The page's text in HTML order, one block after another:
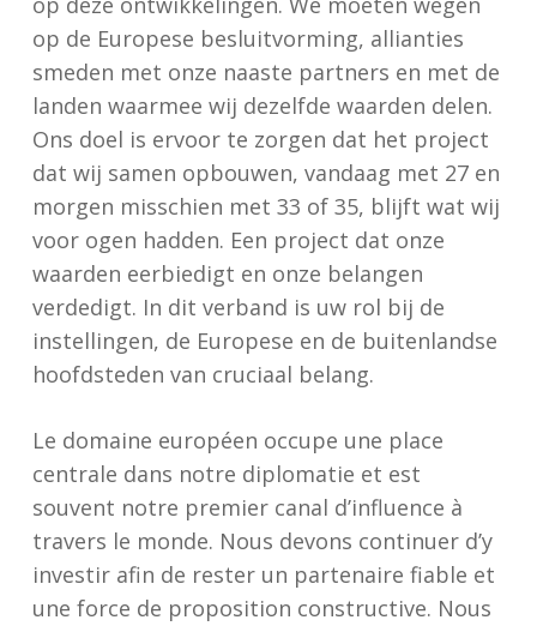
op de Europese besluitvorming, allianties
smeden met onze naaste partners en met de
landen waarmee wij dezelfde waarden delen.
Ons doel is ervoor te zorgen dat het project
dat wij samen opbouwen, vandaag met 27 en
morgen misschien met 33 of 35, blijft wat wij
voor ogen hadden. Een project dat onze
waarden eerbiedigt en onze belangen
verdedigt. In dit verband is uw rol bij de
instellingen, de Europese en de buitenlandse
hoofdsteden van cruciaal belang.
Le domaine européen occupe une place
centrale dans notre diplomatie et est
souvent notre premier canal d’influence à
travers le monde. Nous devons continuer d’y
investir afin de rester un partenaire fiable et
une force de proposition constructive. Nous